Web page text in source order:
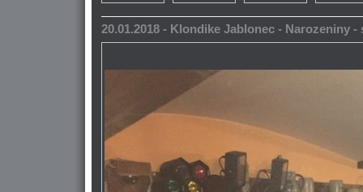
20.01.2018 - Klondike Jablonec - Narozeniny -